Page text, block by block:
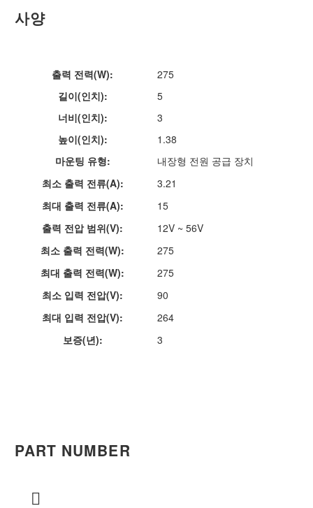
사양
출력 전력(W):
275
길이(인치):
5
너비(인치):
3
높이(인치):
1.38
마운팅 유형:
내장형 전원 공급 장치
최소 출력 전류(A):
3.21
최대 출력 전류(A):
15
출력 전압 범위(V):
12V ~ 56V
최소 출력 전력(W):
275
최대 출력 전력(W):
275
최소 입력 전압(V):
90
최대 입력 전압(V):
264
보증(년):
3
PART NUMBER